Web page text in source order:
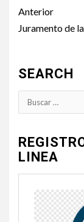
Post
Anterior
Juramento de
SEARCH
Buscar:
LINEA